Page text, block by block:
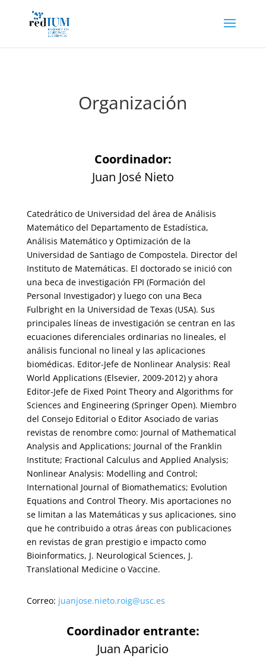
Organización
Coordinador:
Juan José Nieto
Catedrático de Universidad del área de Análisis
Matemático del Departamento de Estadística,
Análisis Matemático y Optimización de la
Universidad de Santiago de Compostela. Director del
Instituto de Matemáticas. El doctorado se inició con
una beca de investigación FPI (Formación del
Personal Investigador) y luego con una Beca
Fulbright en la Universidad de Texas (USA). Sus
principales líneas de investigación se centran en las
ecuaciones diferenciales ordinarias no lineales, el
análisis funcional no lineal y las aplicaciones
biomédicas. Editor-Jefe de Nonlinear Analysis: Real
World Applications (Elsevier, 2009-2012) y ahora
Editor-Jefe de Fixed Point Theory and Algorithms for
Sciences and Engineering (Springer Open). Miembro
del Consejo Editorial o Editor Asociado de varias
revistas de renombre como: Journal of Mathematical
Analysis and Applications; Journal of the Franklin
Institute; Fractional Calculus and Applied Analysis;
Nonlinear Analysis: Modelling and Control;
International Journal of Biomathematics; Evolution
Equations and Control Theory. Mis aportaciones no
se limitan a las Matemáticas y sus aplicaciones, sino
que he contribuido a otras áreas con publicaciones
en revistas de gran prestigio e impacto como
Bioinformatics, J. Neurological Sciences, J.
Translational Medicine o Vaccine.
Correo: juanjose.nieto.roig@usc.es
Coordinador entrante:
Juan Aparicio